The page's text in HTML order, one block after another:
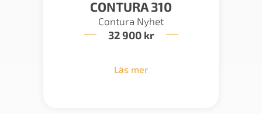
CONTURA 310
Contura Nyhet
32 900 kr
Läs mer